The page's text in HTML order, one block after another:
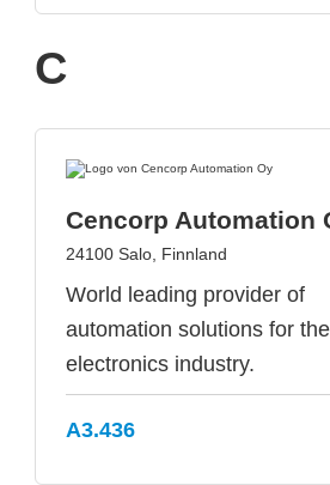
C
Cencorp Automation
24100 Salo, Finnland
World leading provider of
automation solutions for the
electronics industry.
A3.436